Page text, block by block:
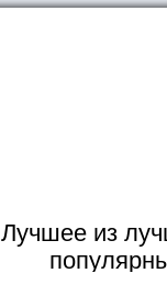
Лучшее из